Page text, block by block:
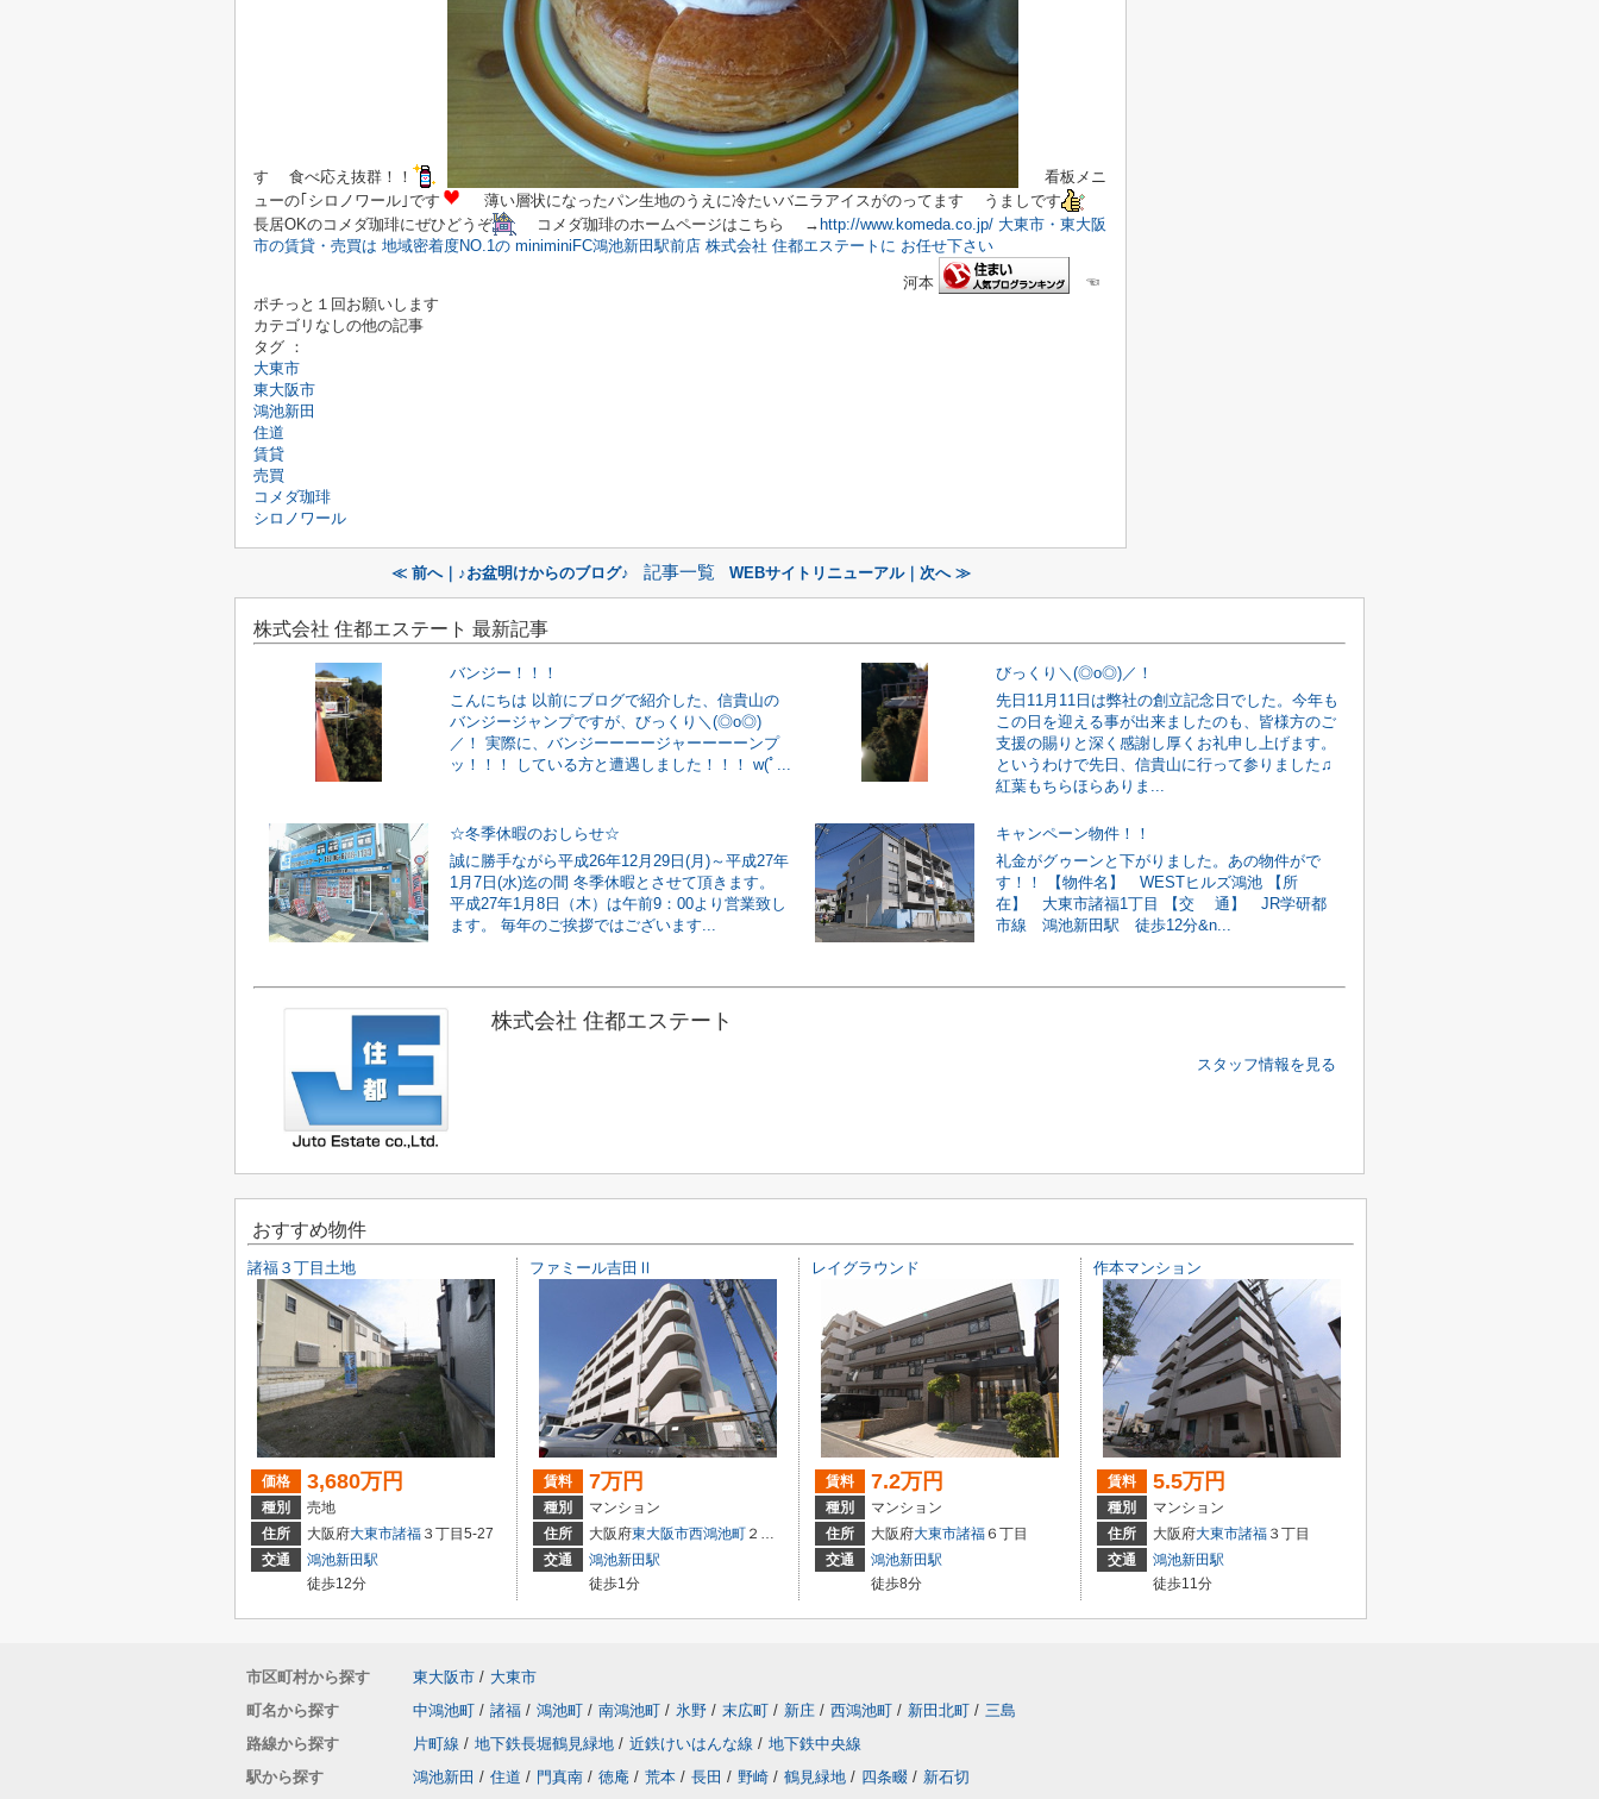
す 食べ応え抜群！！
看板メニ
ューの｢シロノワール｣です
薄い層状になったパン生地のうえに冷たいバニラアイスがのってます うましです
長居OKのコメダ珈琲にぜひどうぞ
コメダ珈琲のホームページはこちら → http://www.komeda.co.jp/ 大東市・東大阪
市の賃貸・売買は 地域密着度NO.1の miniminiFC鴻池新田駅前店 株式会社 住都エステートに お任せ下さい
河本
☜
ポチっと１回お願いします
カテゴリなしの他の記事
タグ ：
大東市
東大阪市
鴻池新田
住道
賃貸
売買
コメダ珈琲
シロノワール
≪ 前へ｜♪お盆明けからのブログ♪ 記事一覧 WEBサイトリニューアル｜次へ ≫
株式会社 住都エステート 最新記事
バンジー！！！
こんにちは 以前にブログで紹介した、信貴山の
バンジージャンプですが、びっくり＼(◎o◎)
／！ 実際に、バンジーーーージャーーーーンプ
ッ！！！ している方と遭遇しました！！！ w(ﾟ...
びっくり＼(◎o◎)／！
先日11月11日は弊社の創立記念日でした。今年も
この日を迎える事が出来ましたのも、皆様方のご
支援の賜りと深く感謝し厚くお礼申し上げます。
というわけで先日、信貴山に行って参りました♫
紅葉もちらほらありま...
☆冬季休暇のおしらせ☆
誠に勝手ながら平成26年12月29日(月)～平成27年
1月7日(水)迄の間 冬季休暇とさせて頂きます。
平成27年1月8日（木）は午前9：00より営業致し
ます。 毎年のご挨拶ではございます...
キャンペーン物件！！
礼金がグゥーンと下がりました。あの物件がで
す！！ 【物件名】 WESTヒルズ鴻池 【所
在】 大東市諸福1丁目 【交 通】 JR学研都
市線 鴻池新田駅 徒歩12分&n...
株式会社 住都エステート
スタッフ情報を見る
おすすめ物件
諸福３丁目土地
価格 3,680万円
種別
売地
住所
大阪府大東市諸福 ３丁目5-27
交通
鴻池新田駅
徒歩12分
ファミール吉田Ⅱ
賃料 7万円
種別
マンション
住所
大阪府東大阪市西鴻池町 ２丁目2-23
交通
鴻池新田駅
徒歩1分
レイグラウンド
賃料 7.2万円
種別
マンション
住所
大阪府大東市諸福 ６丁目
交通
鴻池新田駅
徒歩8分
作本マンション
賃料 5.5万円
種別
マンション
住所
大阪府大東市諸福 ３丁目
交通
鴻池新田駅
徒歩11分
市区町村から探す 東大阪市 / 大東市
町名から探す
中鴻池町 / 諸福 / 鴻池町 / 南鴻池町 / 氷野 / 末広町 / 新庄 / 西鴻池町 / 新田北町 / 三島
路線から探す
片町線 / 地下鉄長堀鶴見緑地 / 近鉄けいはんな線 / 地下鉄中央線
駅から探す
鴻池新田 / 住道 / 門真南 / 徳庵 / 荒本 / 長田 / 野崎 / 鶴見緑地 / 四条畷 / 新石切